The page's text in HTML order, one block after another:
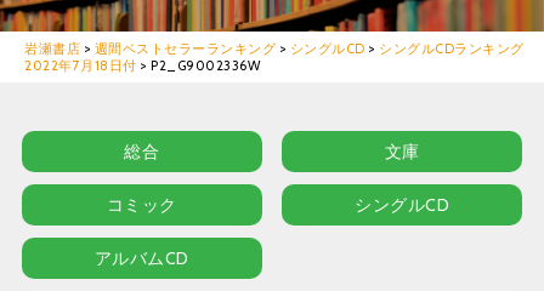
岩瀬書店 > 週間ベストセラーランキング > シングルCD > シングルCDランキング
2022年7月18日付 > P2_G9002336W
総合 文庫
コミック シングルCD
アルバムCD